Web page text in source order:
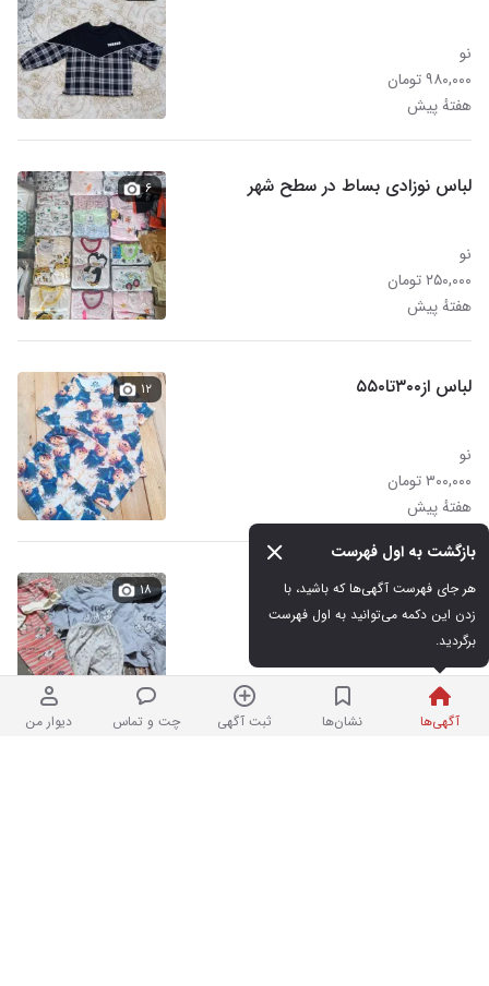
آگهی‌ها
بازگشت به اول فهرست
برگردید.
نشان‌ها ثبت آگهی چت و تماس دیوار من
نو
۹۸۰,۰۰۰ تومان
هفتهٔ پیش
لباس نوزادی بساط در سطح شهر
نو
۲۵۰,۰۰۰ تومان
هفتهٔ پیش
۶
لباس از۳۰۰تا۵۵۰
نو
۳۰۰,۰۰۰ تومان
هفتهٔ پیش
۱۲
لباس نوزاد دونه ای صد
نو
۱۰۰,۰۰۰ تومان
هفتهٔ پیش
۱۸